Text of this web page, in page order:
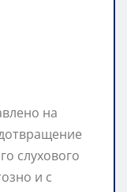
на
слухового
и с